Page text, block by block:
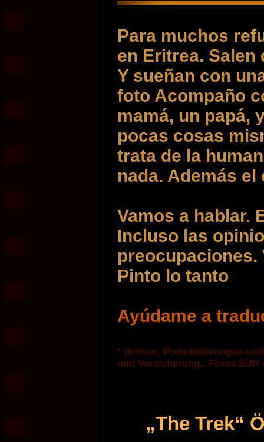
Para muchos
en Eritrea. Salen
Y sueñan con
foto Acompaño
mamá, un papá,
pocas cosas
trata de la
nada. Además
Vamos a hablar.
Incluso las
preocupaciones.
Pinto lo tanto
Ayúdame a
* (Irrtum, Preisänderungen
und Versicherung.. Firnis EUR
„The Trek“